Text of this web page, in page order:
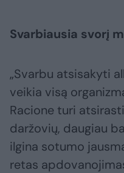
Svarbiausia svorį
„Svarbu atsisakyti
veikia visą
Racione turi
daržovių, daugiau
ilgina sotumo
retas